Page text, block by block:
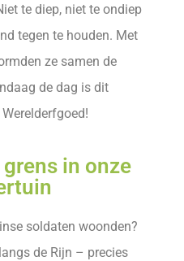
te diep, niet te ondiep
tegen te houden. Met
ze samen de
de dag is dit
in onze
soldaten woonden?
de Rijn – precies